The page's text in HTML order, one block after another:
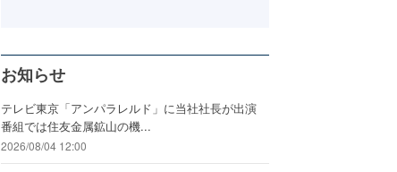
お知らせ
テレビ東京「アンパラレルド」に当社社長が出演
番組では住友金属鉱山の機...
2026/08/04 12:00